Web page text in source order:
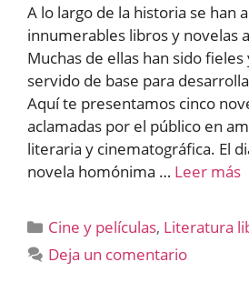
A lo largo de la historia se han
innumerables libros y novelas
Muchas de ellas han sido fieles
servido de base para
Aquí te presentamos cinco
aclamadas por el público en
literaria y cinematográfica. El
novela homónima … Leer más
Categorías
Cine y películas, Literatura
Deja un comentario